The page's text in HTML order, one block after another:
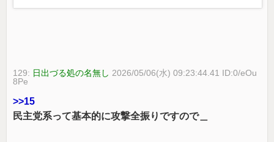
129: 日出づる処の名無し 2026/05/06(水) 09:23:44.41 ID:0/eOu
8Pe
>>15
民主党系って基本的に攻撃全振りですので＿